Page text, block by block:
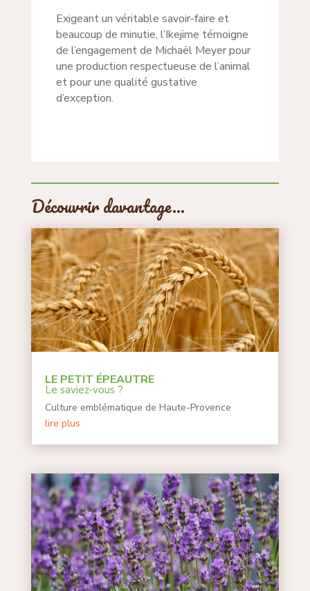
Exigeant un véritable savoir-faire et
beaucoup de minutie, l’Ikejime témoigne
de l’engagement de Michaël Meyer pour
une production respectueuse de l’animal
et pour une qualité gustative
d’exception.
Découvrir davantage…
LE PETIT ÉPEAUTRE
Le saviez-vous ?
Culture emblématique de Haute-Provence
lire plus